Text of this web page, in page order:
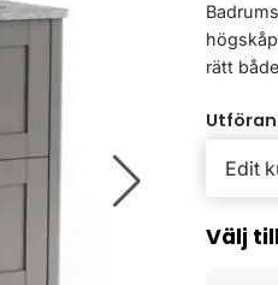
rätt
Välj